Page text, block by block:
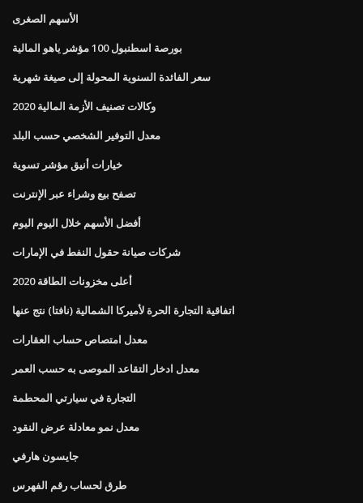
الأسهم الصغرى
بورصة اسطنبول 100 مؤشر ياهو المالية
سعر الفائدة السنوية المحولة إلى صيغة شهرية
وكالات تصنيف الأزمة المالية 2020
معدل التوفير الشخصي حسب البلد
خيارات أنيق مؤشر تسوية
تصفح بيع وشراء عبر الإنترنت
أفضل الأسهم خلال اليوم اليوم
شركات صيانة حقول النفط في الإمارات
أعلى مخزونات الطاقة 2020
اتفاقية التجارة الحرة لأميركا الشمالية (نافتا) نتج عنها
معدل امتصاص حساب العقارات
معدل ادخار التقاعد الموصى به حسب العمر
التجارة في سيارتي المحطمة
معدل نمو معادلة عرض النقود
جايسون هارفي
طرق لحساب رقم الفهرس